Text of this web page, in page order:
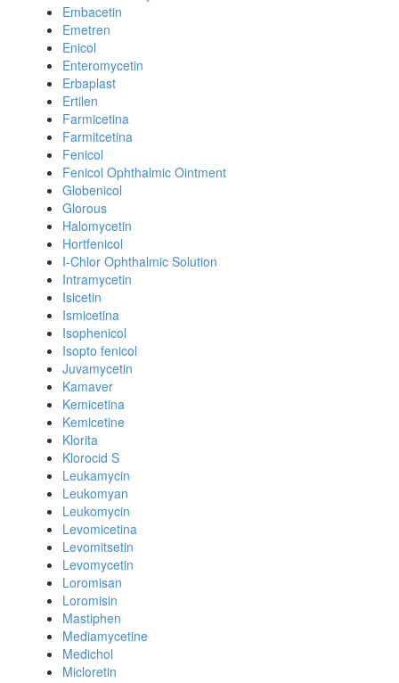
Embacetin
Emetren
Enicol
Enteromycetin
Erbaplast
Ertilen
Farmicetina
Farmitcetina
Fenicol
Fenicol Ophthalmic Ointment
Globenicol
Glorous
Halomycetin
Hortfenicol
I-Chlor Ophthalmic Solution
Intramycetin
Isicetin
Ismicetina
Isophenicol
Isopto fenicol
Juvamycetin
Kamaver
Kemicetina
Kemicetine
Klorita
Klorocid S
Leukamycin
Leukomyan
Leukomycin
Levomicetina
Levomitsetin
Levomycetin
Loromisan
Loromisin
Mastiphen
Mediamycetine
Medichol
Micloretin